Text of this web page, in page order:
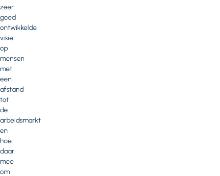
zeer
goed
ontwikkelde
visie
op
mensen
met
een
afstand
tot
de
arbeidsmarkt
en
hoe
daar
mee
om